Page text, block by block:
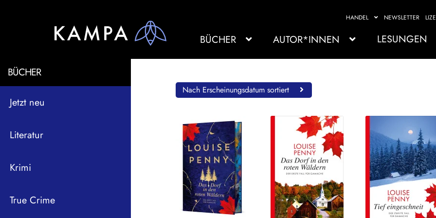
HANDEL NEWSLETTER
BÜCHER AUTOR*INNEN LESUNGEN
BÜCHER
Jetzt neu
Literatur
Krimi
True Crime
Nach Erscheinungsdatum sortiert